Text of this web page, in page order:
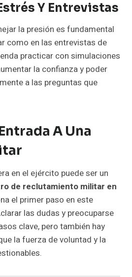
Y Entrevistas
la presión es fundamental
como en las entrevistas de
practicar con simulaciones
la confianza y poder
a las preguntas que
A Una
en el ejército puede ser un
de reclutamiento militar en
el primer paso en este
las dudas y preocuparse
clave, pero también hay
la fuerza de voluntad y la